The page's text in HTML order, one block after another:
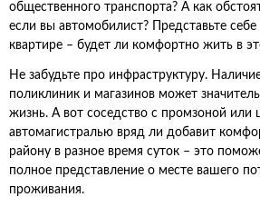
общественного транспорта? А как
если вы автомобилист? Представьте
квартире – будет ли комфортно жить в
Не забудьте про инфраструктуру.
поликлиник и магазинов может
жизнь. А вот соседство с промзоной или
автомагистралью вряд ли добавит
району в разное время суток – это
полное представление о месте вашего
проживания.